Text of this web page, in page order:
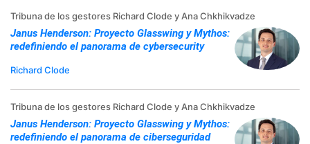
Tribuna de los gestores Richard Clode y Ana Chkhikvadze
Janus Henderson: Proyecto Glasswing y Mythos:
redefiniendo el panorama de cybersecurity
Richard Clode
Tribuna de los gestores Richard Clode y Ana Chkhikvadze
Janus Henderson: Proyecto Glasswing y Mythos:
redefiniendo el panorama de ciberseguridad